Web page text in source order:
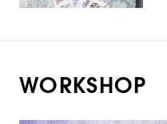
WORKSHOP